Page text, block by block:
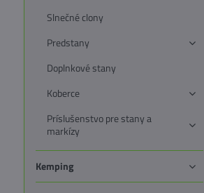
Slnečné clony
Predstany
Doplnkové stany
Koberce
Príslušenstvo pre stany a
markízy
Kemping